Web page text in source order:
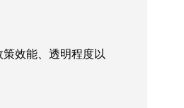
效能、透明程度以